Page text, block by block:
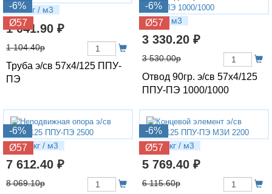
-6%
Ø57
7.02 кг / м3
1 041.90 ₽
1 104.40р
Труба э/св 57х4/125 ППУ-
ПЭ
-6%
Ø57
14 кг / м3
3 330.20 ₽
3 530.00р
Отвод 90гр. э/св 57х4/125
ППУ-ПЭ 1000/1000
-6%
Ø57
19.85 кг / м3
7 612.40 ₽
8 069.10р
-6%
Ø57
14.28 кг / м3
5 769.40 ₽
6 115.60р